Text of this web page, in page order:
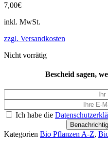
7,00€
inkl. MwSt.
zzgl. Versandkosten
Nicht vorrätig
Bescheid sagen,
Ich habe die
Kategorien Bio Pflanzen A-Z,